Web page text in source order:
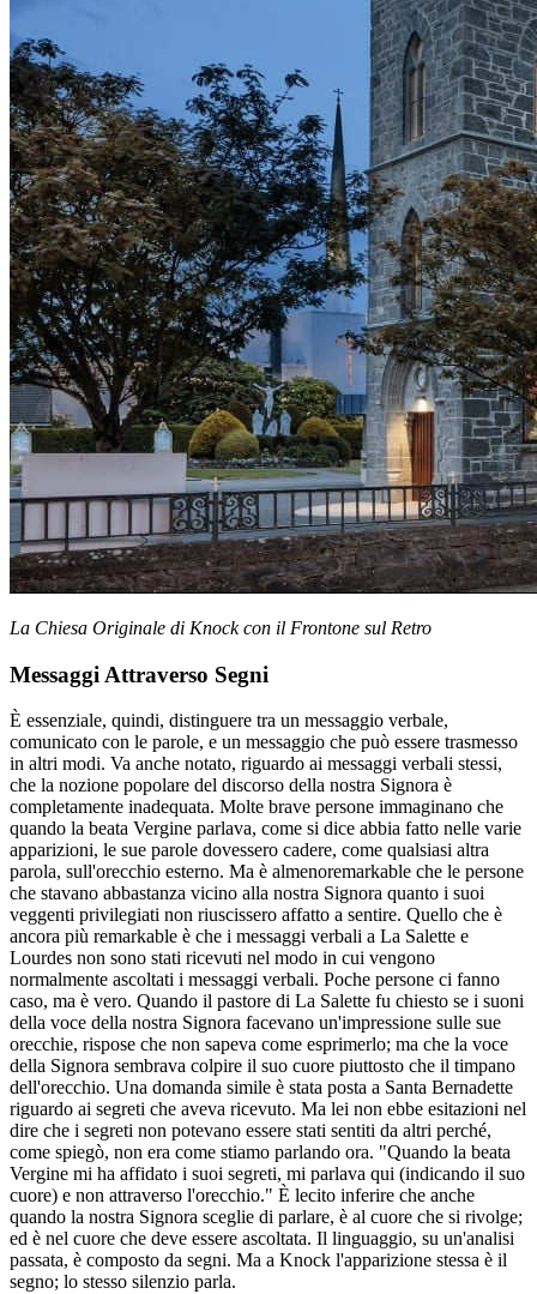
La Chiesa Originale di Knock con il Frontone sul Retro
Messaggi Attraverso Segni
È essenziale, quindi, distinguere tra un messaggio verbale,
comunicato con le parole, e un messaggio che può essere trasmesso
in altri modi. Va anche notato, riguardo ai messaggi verbali stessi,
che la nozione popolare del discorso della nostra Signora è
completamente inadequata. Molte brave persone immaginano che
quando la beata Vergine parlava, come si dice abbia fatto nelle varie
apparizioni, le sue parole dovessero cadere, come qualsiasi altra
parola, sull'orecchio esterno. Ma è almenoremarkable che le persone
che stavano abbastanza vicino alla nostra Signora quanto i suoi
veggenti privilegiati non riuscissero affatto a sentire. Quello che è
ancora più remarkable è che i messaggi verbali a La Salette e
Lourdes non sono stati ricevuti nel modo in cui vengono
normalmente ascoltati i messaggi verbali. Poche persone ci fanno
caso, ma è vero. Quando il pastore di La Salette fu chiesto se i suoni
della voce della nostra Signora facevano un'impressione sulle sue
orecchie, rispose che non sapeva come esprimerlo; ma che la voce
della Signora sembrava colpire il suo cuore piuttosto che il timpano
dell'orecchio. Una domanda simile è stata posta a Santa Bernadette
riguardo ai segreti che aveva ricevuto. Ma lei non ebbe esitazioni nel
dire che i segreti non potevano essere stati sentiti da altri perché,
come spiegò, non era come stiamo parlando ora. "Quando la beata
Vergine mi ha affidato i suoi segreti, mi parlava qui (indicando il suo
cuore) e non attraverso l'orecchio." È lecito inferire che anche
quando la nostra Signora sceglie di parlare, è al cuore che si rivolge;
ed è nel cuore che deve essere ascoltata. Il linguaggio, su un'analisi
passata, è composto da segni. Ma a Knock l'apparizione stessa è il
segno; lo stesso silenzio parla.